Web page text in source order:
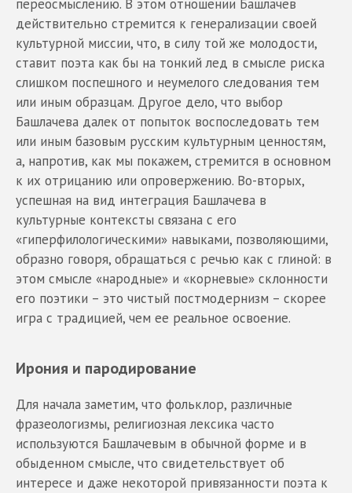
переосмыслению. В этом отношении Башлачев
действительно стремится к генерализации своей
культурной миссии, что, в силу той же молодости,
ставит поэта как бы на тонкий лед в смысле риска
слишком поспешного и неумелого следования тем
или иным образцам. Другое дело, что выбор
Башлачева далек от попыток воспоследовать тем
или иным базовым русским культурным ценностям,
а, напротив, как мы покажем, стремится в основном
к их отрицанию или опровержению. Во-вторых,
успешная на вид интеграция Башлачева в
культурные контексты связана с его
«гиперфилологическими» навыками, позволяющими,
образно говоря, обращаться с речью как с глиной: в
этом смысле «народные» и «корневые» склонности
его поэтики – это чистый постмодернизм – скорее
игра с традицией, чем ее реальное освоение.
Ирония и пародирование
Для начала заметим, что фольклор, различные
фразеологизмы, религиозная лексика часто
используются Башлачевым в обычной форме и в
обыденном смысле, что свидетельствует об
интересе и даже некоторой привязанности поэта к